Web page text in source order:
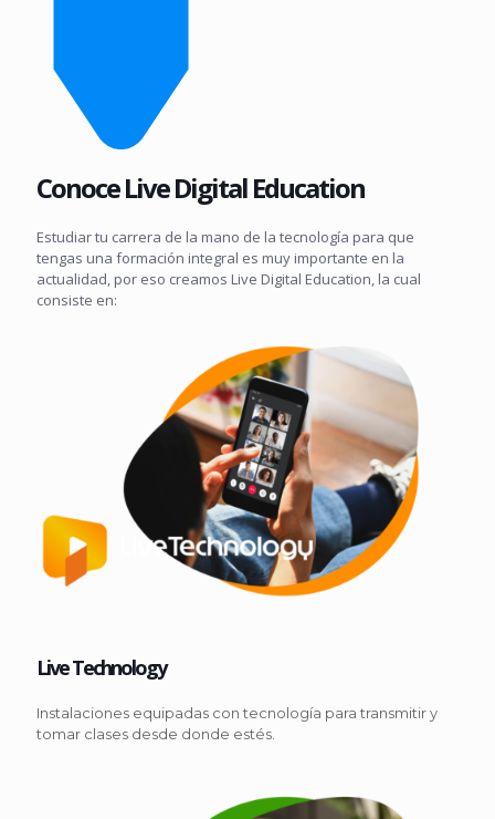
Conoce Live Digital Education
Estudiar tu carrera de la mano de la tecnología para que
tengas una formación integral es muy importante en la
actualidad, por eso creamos Live Digital Education, la cual
consiste en:
Live Technology
Instalaciones equipadas con tecnología para transmitir y
tomar clases desde donde estés.